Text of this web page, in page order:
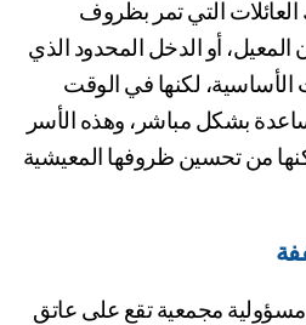
تشمل الأسر المتعففة تلك العائلات التي تمر بظروف
اقتصادية صعبة، مثل فقدان المعيل، أو الدخل المحدود الذي
لا يكفي لتغطية الاحتياجات الأساسية، لكنها في الوقت
نفسه تمتنع عن طلب المساعدة بشكل مباشر، وهذه الأسر
تحتاج إلى دعم مستمر يمكنها من تحسين ظروفها المعيشية
يمثل دعم الاسر المتعففة مسؤولية مجمعية تقع على عاتق